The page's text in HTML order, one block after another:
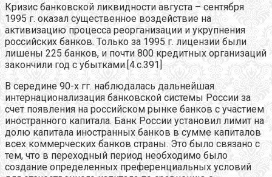
Кризис банковской ликвидности августа – сентября
1995 г. оказал существенное воздействие на
активизацию процесса реорганизации и укрупнения
российских банков. Только за 1995 г. лицензии были
лишены 225 банков, и почти 800 кредитных организаций
закончили год с убытками.[4.c.391]
В середине 90-х гг. наблюдалась дальнейшая
интернационализация банковской системы России за
счет появления на российском рынке банков с участием
иностранного капитала. Банк России установил лимит на
долю капитала иностранных банков в сумме капиталов
всех коммерческих банков страны. Это было связано с
тем, что в переходный период необходимо было
создание определенных преференциальных условий